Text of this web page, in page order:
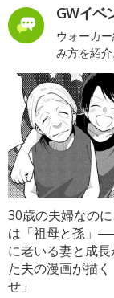
GWイベ
ウォーカ
み方を紹
30歳の夫婦なの
は「祖母と孫」
に老いる妻と成長
た夫の漫画が描
せ」